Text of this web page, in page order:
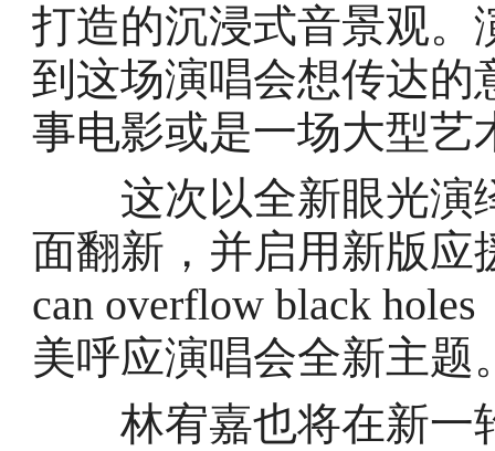
打造的沉浸式音景观。
到这场演唱会想传达的
事电影或是一场大型艺
这次以全新眼光演
面翻新，并启用新版应
can overflow black
美呼应演唱会全新主题
林宥嘉也将在新一